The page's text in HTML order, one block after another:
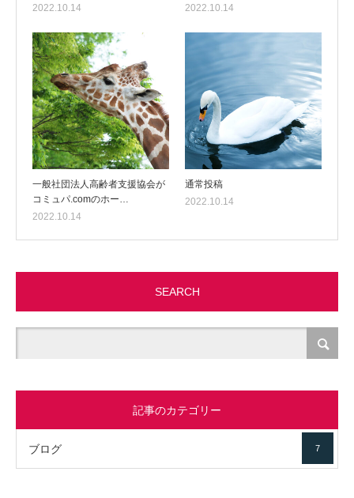
2022.10.14
2022.10.14
一般社団法人高齢者支援協会が
コミュパ.comのホー…
2022.10.14
通常投稿
2022.10.14
SEARCH
記事のカテゴリー
ブログ 7